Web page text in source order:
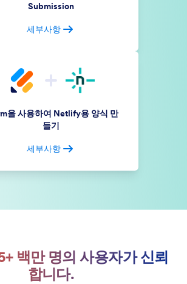
Submission
세부사항
을 사용하여 Netlify용 양식 만
들기
세부사항
백만 명의 사용자가 신뢰
합니다.